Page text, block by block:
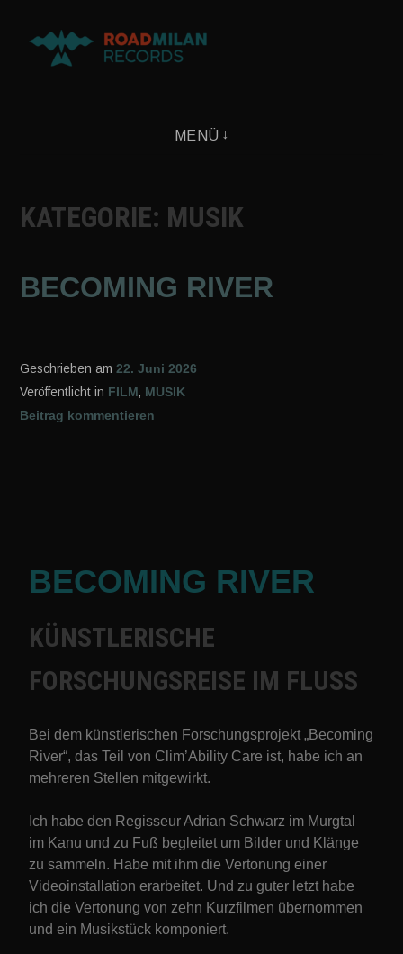
RECORDING | PRODUCTION | MIXING
MENÜ
KATEGORIE: MUSIK
BECOMING RIVER
Geschrieben am22. Juni 2026
Veröffentlicht in FILM, MUSIK
Beitrag kommentieren
BECOMING RIVER
KÜNSTLERISCHE
FORSCHUNGSREISE IM FLUSS
Bei dem künstlerischen Forschungsprojekt „Becoming
River“, das Teil von Clim’Ability Care ist, habe ich an
mehreren Stellen mitgewirkt.
Ich habe den Regisseur Adrian Schwarz im Murgtal
im Kanu und zu Fuß begleitet um Bilder und Klänge
zu sammeln. Habe mit ihm die Vertonung einer
Videoinstallation erarbeitet. Und zu guter letzt habe
ich die Vertonung von zehn Kurzfilmen übernommen
und ein Musikstück komponiert.